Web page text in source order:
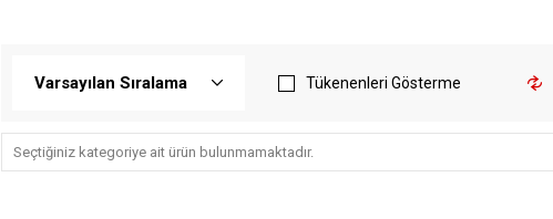
Tükenenleri Gösterme
Seçtiğiniz kategoriye ait ürün bulunmamaktadır.